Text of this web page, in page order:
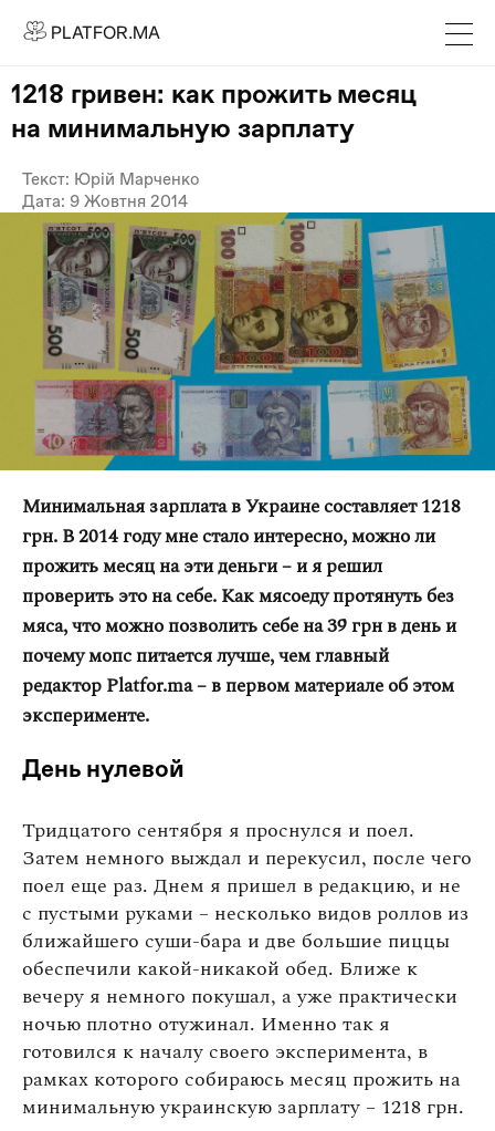
PLATFOR.MA
PLATFOR.MA
Контакти
Спецпроєкти
Редакційна політика
Співпраця
АГЕНЦІЯ
Про агенцію
Кейси
МАГАЗИН
Каталог
Оплата та доставка
Повернення та обмін
Публічна оферта
Про магазин
КРЕЗЮМЕ
Про сервіс
1218 гривен: как прожить месяц
на минимальную зарплату
Текст: Юрій Марченко
Дата: 9 Жовтня 2014
Минимальная зарплата в Украине составляет 1218
грн. В 2014 году мне стало интересно, можно ли
прожить месяц на эти деньги – и я решил
проверить это на себе. Как мясоеду протянуть без
мяса, что можно позволить себе на 39 грн в день и
почему мопс питается лучше, чем главный
редакторPlatfor.ma – в первом материале об этом
эксперименте.
День нулевой
Тридцатого сентября я проснулся и поел.
Затем немного выждал и перекусил, после чего
поел еще раз. Днем я пришел в редакцию, и не
с пустыми руками – несколько видов роллов из
ближайшего суши-бара и две большие пиццы
обеспечили какой-никакой обед. Ближе к
вечеру я немного покушал, а уже практически
ночью плотно отужинал. Именно так я
готовился к началу своего эксперимента, в
рамках которого собираюсь месяц прожить на
минимальную украинскую зарплату – 1218 грн.